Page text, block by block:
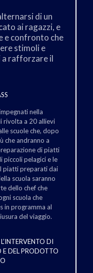
di un
ai ragazzi, e
e confronto che
stimoli e
rafforzare il
nella
rivolta a 20 allievi
scuole che, dopo
che andranno a
di piatti
piccoli pelagici e le
piatti preparati dai
scuola saranno
dello chef che
scuola che
in programma al
del viaggio.
DI
E DEL PRODOTTO